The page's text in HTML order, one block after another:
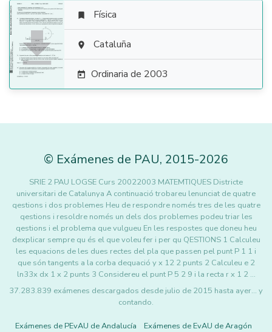

 Física
 Cataluña
 Ordinaria de 2003
© Exámenes de PAU, 2015-2026
SRIE 2 PAU LOGSE Curs 20022003 MATEMTIQUES Districte
universitari de Catalunya A continuació trobareu lenunciat de quatre
qestions i dos problemes Heu de respondre només tres de les quatre
qestions i resoldre només un dels dos problemes podeu triar les
qestions i el problema que vulgueu En les respostes que doneu heu
dexplicar sempre qu és el que voleu fer i per qu QESTIONS 1 Calculeu
les equacions de les dues rectes del pla que passen pel punt P 1 1 i
que són tangents a la corba dequació y x 12 2 punts 2 Calculeu e 2
ln33x dx 1 x 2 punts 3 Considereu el punt P 5 2 9 i la recta r x 1 2 …
37.283.839 exámenes descargados desde julio de 2015 hasta ayer... y
contando.
Exámenes de PEvAU de Andalucía
Exámenes de EvAU de Aragón